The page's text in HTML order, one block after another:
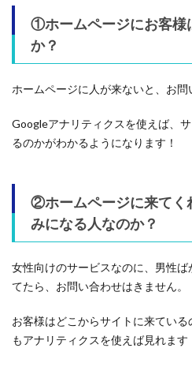
①ホームページにお客様
か？
ホームページに人が来ないと、お問
Googleアナリティクスを使えば、
るのかがわかるようになります！
②ホームページに来てく
みになる人なのか？
女性向けのサービスなのに、男性
てたら、お問い合わせはきません。
お客様はどこからサイトに来てい
もアナリティクスを使えば見れます